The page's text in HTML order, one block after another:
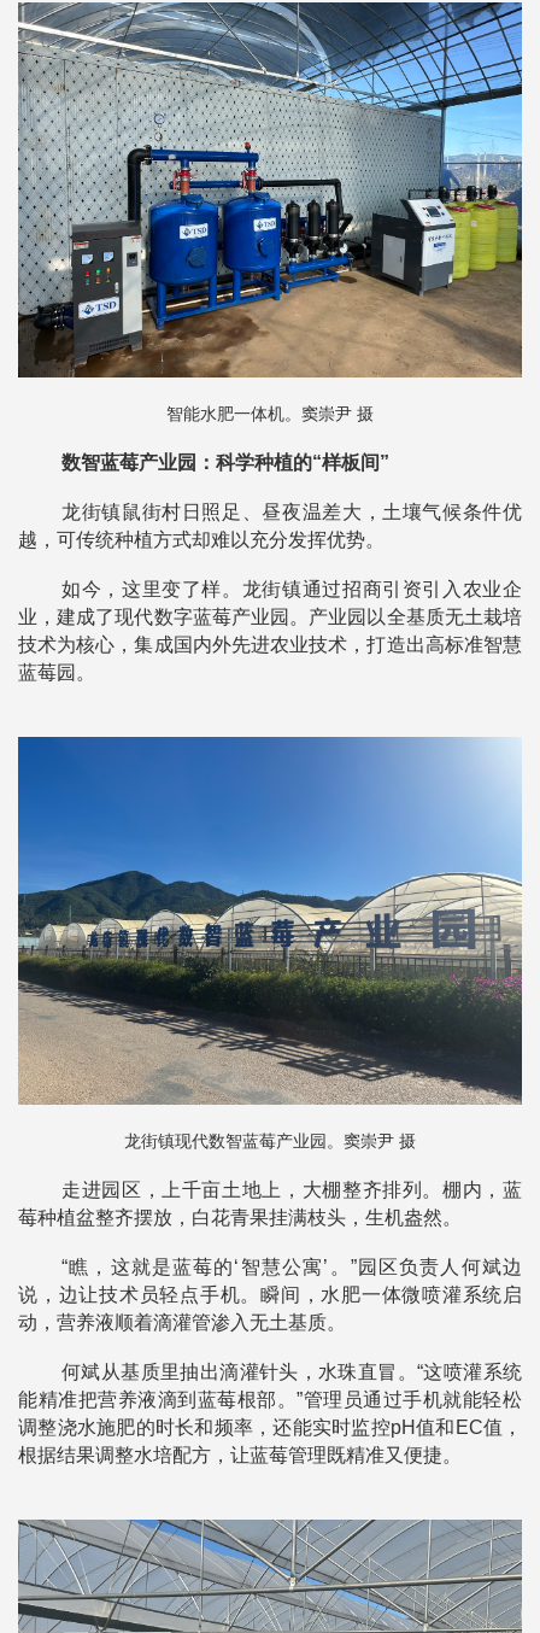
智能水肥一体机。窦崇尹 摄
数智蓝莓产业园：科学种植的“样板间”
龙街镇鼠街村日照足、昼夜温差大，土壤气候条件优
越，可传统种植方式却难以充分发挥优势。
如今，这里变了样。龙街镇通过招商引资引入农业企
业，建成了现代数字蓝莓产业园。产业园以全基质无土栽培
技术为核心，集成国内外先进农业技术，打造出高标准智慧
蓝莓园。
龙街镇现代数智蓝莓产业园。窦崇尹 摄
走进园区，上千亩土地上，大棚整齐排列。棚内，蓝
莓种植盆整齐摆放，白花青果挂满枝头，生机盎然。
“瞧，这就是蓝莓的‘智慧公寓’。”园区负责人何斌边
说，边让技术员轻点手机。瞬间，水肥一体微喷灌系统启
动，营养液顺着滴灌管渗入无土基质。
何斌从基质里抽出滴灌针头，水珠直冒。“这喷灌系统
能精准把营养液滴到蓝莓根部。”管理员通过手机就能轻松
调整浇水施肥的时长和频率，还能实时监控pH值和EC值，
根据结果调整水培配方，让蓝莓管理既精准又便捷。